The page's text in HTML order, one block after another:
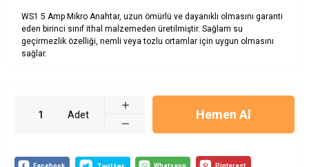
WS1 5 Amp Mikro Anahtar, uzun ömürlü ve dayanıklı olmasını garanti
eden birinci sınıf ithal malzemeden üretilmiştir. Sağlam su
geçirmezlik özelliği, nemli veya tozlu ortamlar için uygun olmasını
sağlar.
Adet Hemen Al